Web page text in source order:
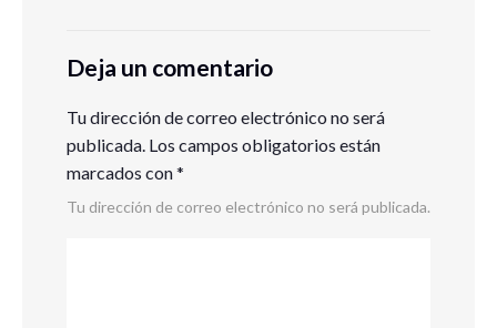
Deja un comentario
Tu dirección de correo electrónico no será
publicada. Los campos obligatorios están
marcados con*
Tu dirección de correo electrónico no será publicada.